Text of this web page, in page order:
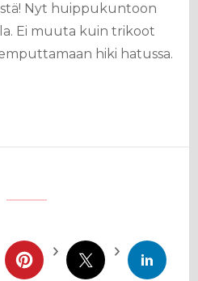
Nyt huippukuntoon
Ei muuta kuin trikoot
hiki hatussa.